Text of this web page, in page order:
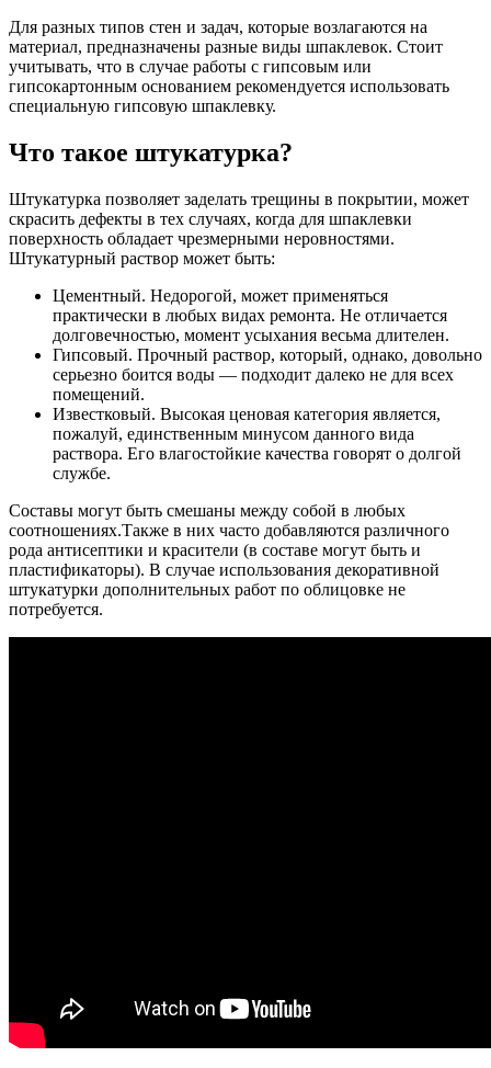
Для разных типов стен и задач, которые возлагаются на
материал, предназначены разные виды шпаклевок. Стоит
учитывать, что в случае работы с гипсовым или
гипсокартонным основанием рекомендуется использовать
специальную гипсовую шпаклевку.
Что такое штукатурка?
Штукатурка позволяет заделать трещины в покрытии, может
скрасить дефекты в тех случаях, когда для шпаклевки
поверхность обладает чрезмерными неровностями.
Штукатурный раствор может быть:
Цементный. Недорогой, может применяться
практически в любых видах ремонта. Не отличается
долговечностью, момент усыхания весьма длителен.
Гипсовый. Прочный раствор, который, однако, довольно
серьезно боится воды — подходит далеко не для всех
помещений.
Известковый. Высокая ценовая категория является,
пожалуй, единственным минусом данного вида
раствора. Его влагостойкие качества говорят о долгой
службе.
Составы могут быть смешаны между собой в любых
соотношениях.Также в них часто добавляются различного
рода антисептики и красители (в составе могут быть и
пластификаторы). В случае использования декоративной
штукатурки дополнительных работ по облицовке не
потребуется.